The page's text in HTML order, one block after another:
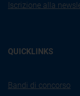
Iscrizione alla
QUICKLINKS
Bandi di concorso